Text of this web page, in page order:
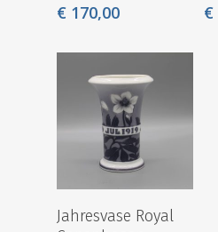
€ 170,00 €
Jahresvase Royal